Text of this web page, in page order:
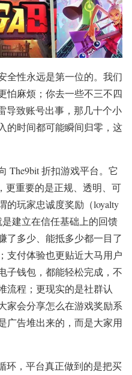
全性永远是第一位的。我们
怕麻烦；你去一些不三不四
导致账号出事，那几十个小
的时间都可能瞬间归零，这
The9bit 折扣游戏平台。它
更重要的是正规、透明、可
的玩家忠诚度奖励（loyalty
是建立在信任基础上的回馈
了多少、能抵多少都一目了
支付体验也更贴近大马用户
子钱包，都能轻松完成，不
流程；更现实的是社群认
家会分享怎么在游戏奖励系
广告堆出来的，而是大家用
环，平台真正做到的是把买